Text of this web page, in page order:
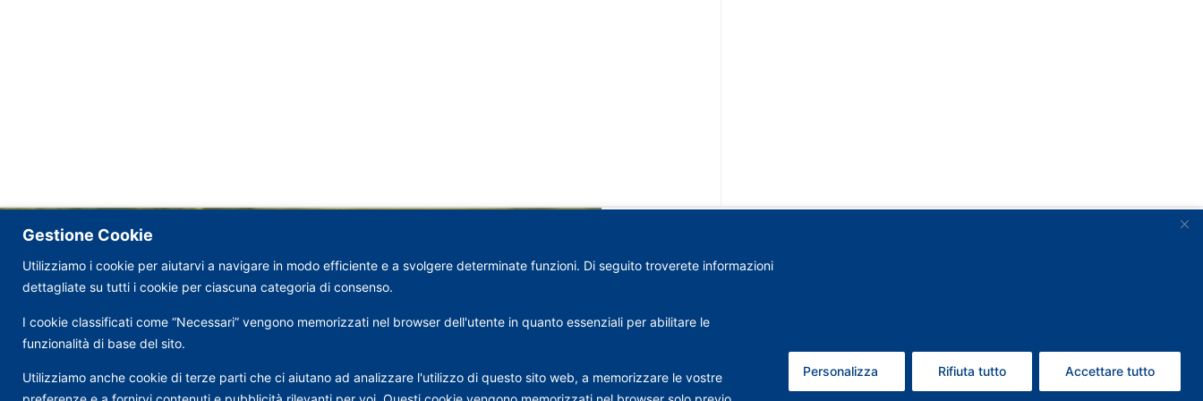
Gestione Cookie
Utilizziamo i cookie per aiutarvi a navigare in modo efficiente e a svolgere determinate funzioni. Di seguito troverete informazioni
dettagliate su tutti i cookie per ciascuna categoria di consenso.
I cookie classificati come “Necessari” vengono memorizzati nel browser dell'utente in quanto essenziali per abilitare le
funzionalità di base del sito.
Utilizziamo anche cookie di terze parti che ci aiutano ad analizzare l'utilizzo di questo sito web, a memorizzare le vostre
Personalizza Rifiuta tutto Accettare tutto